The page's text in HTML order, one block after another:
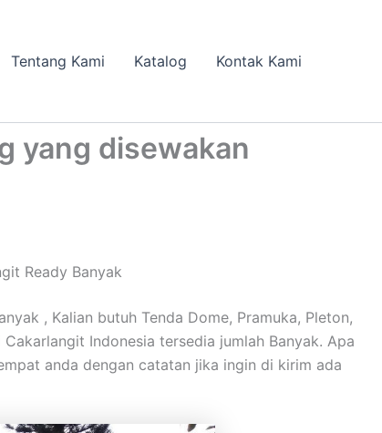
Tentang Kami Katalog Kontak Kami
yang disewakan
Ready Banyak
, Kalian butuh Tenda Dome, Pramuka, Pleton,
Indonesia tersedia jumlah Banyak. Apa
anda dengan catatan jika ingin di kirim ada